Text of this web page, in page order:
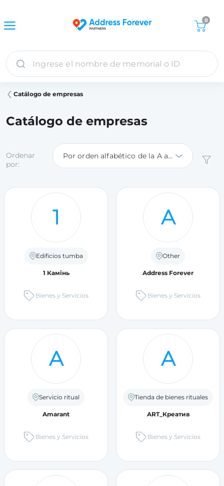
0
Catálogo de empresas
Catálogo de empresas
Ordenar
por:
Por orden alfabético de la A a la Z
1
Edificios tumba
1 Камінь
Bienes y Servicios
A
Other
Address Forever
Bienes y Servicios
A
Servicio ritual
Amarant
Bienes y Servicios
A
Tienda de bienes rituales
ART_Креатив
Bienes y Servicios